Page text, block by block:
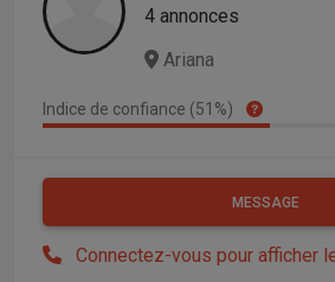
4 annonces
Ariana
Indice de confiance (51%)
MESSAGE
Connectez-vous pour afficher